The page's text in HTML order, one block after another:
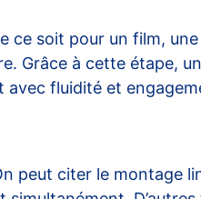
soit pour un film,
Grâce à cette étape,
avec fluidité et
peut citer le montage